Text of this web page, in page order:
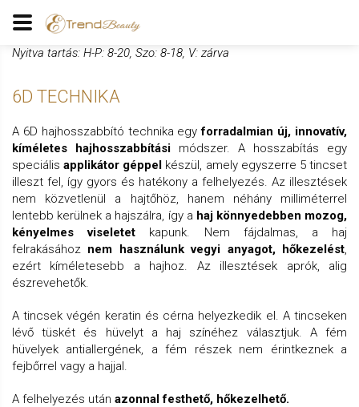
Nyitva tartás: H-P: 8-20, Szo: 8-18, V: zárva
6D TECHNIKA
A 6D hajhosszabbító technika egyforradalmian új, innovatív,
kíméletes hajhosszabbítási módszer. A hosszabítás egy
speciálisapplikátor géppel készül, amely egyszerre 5 tincset
illeszt fel, így gyors és hatékony a felhelyezés. Az illesztések
nem közvetlenül a hajtőhöz, hanem néhány milliméterrel
lentebb kerülnek a hajszálra, így a haj könnyedebben mozog,
kényelmes viseletet kapunk. Nem fájdalmas, a haj
felrakásához nem használunk vegyi anyagot, hőkezelést,
ezért kíméletesebb a hajhoz. Az illesztések aprók, alig
észrevehetők.
A tincsek végén keratin és cérna helyezkedik el. A tincseken
lévő tüskét és hüvelyt a haj színéhez választjuk. A fém
hüvelyek antiallergének, a fém részek nem érintkeznek a
fejbőrrel vagy a hajjal.
A felhelyezés után azonnal festhető, hőkezelhető.